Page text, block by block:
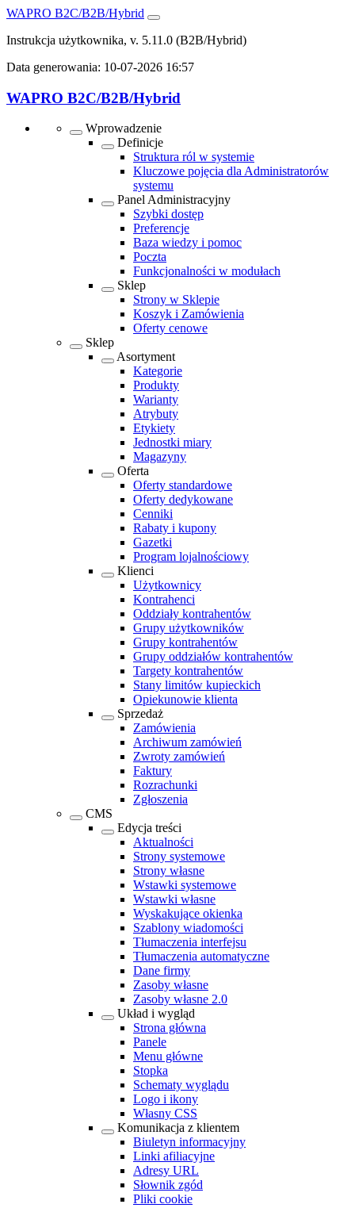
WAPRO B2C/B2B/Hybrid
Instrukcja użytkownika, v. 5.11.0 (B2B/Hybrid)
Data generowania: 10-07-2026 16:57
WAPRO B2C/B2B/Hybrid
Wprowadzenie
Definicje
Struktura ról w systemie
Kluczowe pojęcia dla Administratorów
systemu
Panel Administracyjny
Szybki dostęp
Preferencje
Baza wiedzy i pomoc
Poczta
Funkcjonalności w modułach
Sklep
Strony w Sklepie
Koszyk i Zamówienia
Oferty cenowe
Sklep
Asortyment
Kategorie
Produkty
Warianty
Atrybuty
Etykiety
Jednostki miary
Magazyny
Oferta
Oferty standardowe
Oferty dedykowane
Cenniki
Rabaty i kupony
Gazetki
Program lojalnościowy
Klienci
Użytkownicy
Kontrahenci
Oddziały kontrahentów
Grupy użytkowników
Grupy kontrahentów
Grupy oddziałów kontrahentów
Targety kontrahentów
Stany limitów kupieckich
Opiekunowie klienta
Sprzedaż
Zamówienia
Archiwum zamówień
Zwroty zamówień
Faktury
Rozrachunki
Zgłoszenia
CMS
Edycja treści
Aktualności
Strony systemowe
Strony własne
Wstawki systemowe
Wstawki własne
Wyskakujące okienka
Szablony wiadomości
Tłumaczenia interfejsu
Tłumaczenia automatyczne
Dane firmy
Zasoby własne
Zasoby własne 2.0
Układ i wygląd
Strona główna
Panele
Menu główne
Stopka
Schematy wyglądu
Logo i ikony
Własny CSS
Komunikacja z klientem
Biuletyn informacyjny
Linki afiliacyjne
Adresy URL
Słownik zgód
Pliki cookie